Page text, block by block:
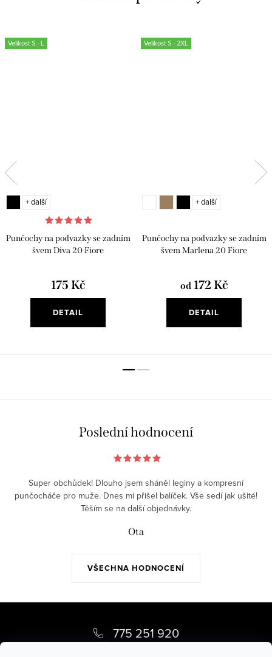
Velikost S - L
Punčochy na podvazky se zadním
švem Diva 20 Fiore
175 Kč
DETAIL
+ další
Velikost S - 2XL
Punčochy na podvazky se zadním
švem Marlena 20 Fiore
od172 Kč
DETAIL
+ další
Poslední hodnocení
VŠECHNA HODNOCENÍ
Super obchůdek! Dlouho jsem sháněl leginy a kompresní
punčocháče pro muže. Dnes mi přišel balíček. Vše sedí jak ušité!
Těším se na další objednávky.
Ota
p
775 251 920